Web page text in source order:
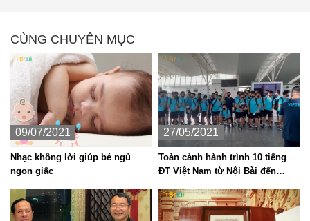
CÙNG CHUYÊN MỤC
09/07/2021
Nhạc không lời giúp bé ngủ
ngon giấc
27/05/2021
Toàn cảnh hành trình 10 tiếng
ĐT Việt Nam từ Nội Bài đến